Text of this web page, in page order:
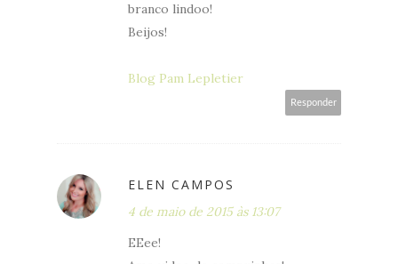
branco lindoo!
Beijos!
Blog Pam Lepletier
Responder
ELEN CAMPOS
4 de maio de 2015 às 13:07
EEee!